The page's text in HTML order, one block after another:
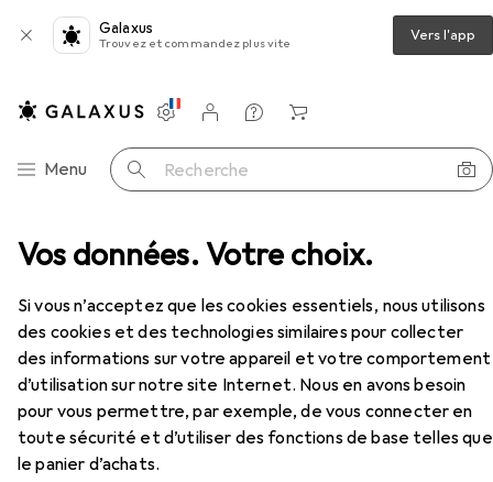
Vos données. Votre choix.
Si vous n’acceptez que les cookies essentiels, nous utilisons
des cookies et des technologies similaires pour collecter
des informations sur votre appareil et votre comportement
d’utilisation sur notre site Internet. Nous en avons besoin
pour vous permettre, par exemple, de vous connecter en
toute sécurité et d’utiliser des fonctions de base telles que
le panier d’achats.
Galaxus
Trouvez et commandez plus vite Vers l'app
Navigation par catégorie
Menu Recherche
Paramètres
Compte client
Listes de comparaison
Listes d'envies
Panier
Lecteurs audio Radio Lenco SCD-331
EUR
58,71
LencoSCD-331
FM, Bluetooth